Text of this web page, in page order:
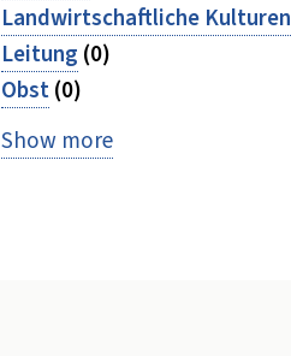
Landwirtschaftliche Kulturen
Leitung (0)
Obst(0)
Show more